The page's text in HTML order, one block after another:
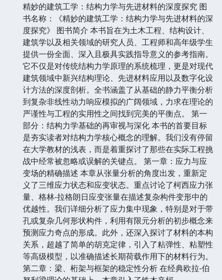
精妙的建筑工学：结构力学与先进材料的深度探究 图
书名称：《精妙的建筑工学：结构力学与先进材料的深
度探究》 图书简介 本书旨在为土木工程、结构设计、
建筑学以及相关领域的研究人员、工程师和高年级学生
提供一份全面、深入且极具实践指导意义的参考指南。
它不仅是对传统结构力学原理的系统梳理，更是对现代
建筑领域中新兴结构理论、先进材料应用以及数字化设
计方法的深度剖析。全书涵盖了从基础的静力平衡分析
到复杂非线性动力响应模拟的广阔领域，力求在理论的
严谨性与工程的实用性之间找到完美的平衡点。 第一
部分：结构力学基础的再审视与深化 本书的首要目标
是夯实读者对结构力学核心概念的理解。我们没有停留
在大学教材的浅表，而是着重探讨了那些在实际工程挑
战中经常被忽略或误解的关键点。 第一章：应力与应
变场的精确描述 本章从张量分析的角度出发，重新定
义了三维应力状态和应变状态。重点讨论了柯西应力张
量、格林-拉格朗日应变张量在描述复杂构件变形中的
优越性。我们详细分析了应力集中现象，特别是对于带
孔或复杂几何形状构件，利用有限元分析的初步概念来
预测应力奇点的形成。此外，还深入探讨了材料的本构
关系，超越了简单的胡克定律，引入了粘弹性、粘塑性
等高级模型，以准确描述长期荷载作用下的材料行为。
第二章：梁、桁架与框架的稳定性分析 在经典欧拉-伯